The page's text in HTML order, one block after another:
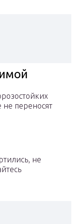
не переносят
не